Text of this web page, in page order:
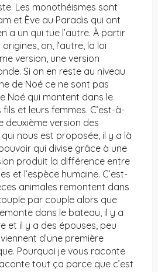
Les monothéismes sont
et Ève au Paradis qui ont
a un qui tue l’autre. À partir
on, l’autre, la loi
version, une version
Si on en reste au niveau
de Noé ce ne sont pas
Noé qui montent dans le
et leurs femmes. C’est-à-
deuxième version des
nous est proposée, il y a là
qui divise grâce à une
produit la différence entre
et l’espèce humaine. C’est-
animales remontent dans
par couple alors que
dans le bateau, il y a
et il y a des épouses, peu
d’une première
Pourquoi je vous raconte
tout ça parce que c’est